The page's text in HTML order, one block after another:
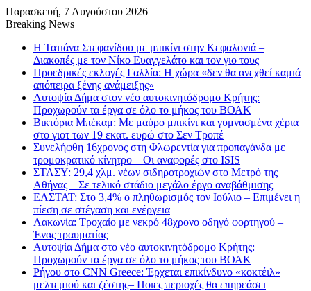
Παρασκευή, 7 Αυγούστου 2026
Breaking News
Η Τατιάνα Στεφανίδου με μπικίνι στην Κεφαλονιά –
Διακοπές με τον Νίκο Ευαγγελάτο και τον γιο τους
Προεδρικές εκλογές Γαλλία: Η χώρα «δεν θα ανεχθεί καμιά
απόπειρα ξένης ανάμειξης»
Αυτοψία Δήμα στον νέο αυτοκινητόδρομο Κρήτης:
Προχωρούν τα έργα σε όλο το μήκος του ΒΟΑΚ
Βικτόρια Μπέκαμ: Με μαύρο μπικίνι και γυμνασμένα χέρια
στο γιοτ των 19 εκατ. ευρώ στο Σεν Τροπέ
Συνελήφθη 16χρονος στη Φλωρεντία για προπαγάνδα με
τρομοκρατικό κίνητρο – Οι αναφορές στο ISIS
ΣΤΑΣΥ: 29,4 χλμ. νέων σιδηροτροχιών στο Μετρό της
Αθήνας – Σε τελικό στάδιο μεγάλο έργο αναβάθμισης
ΕΛΣΤΑΤ: Στο 3,4% ο πληθωρισμός τον Ιούλιο – Επιμένει η
πίεση σε στέγαση και ενέργεια
Λακωνία: Τροχαίο με νεκρό 48χρονο οδηγό φορτηγού –
Ένας τραυματίας
Αυτοψία Δήμα στο νέο αυτοκινητόδρομο Κρήτης:
Προχωρούν τα έργα σε όλο το μήκος του ΒΟΑΚ
Ρήγου στο CNN Greece: Έρχεται επικίνδυνο «κοκτέιλ»
μελτεμιού και ζέστης– Ποιες περιοχές θα επηρεάσει